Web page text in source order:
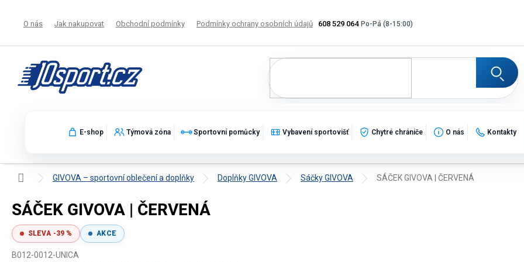
608 529 064
O nás Jak nakupovat Obchodní podmínky Podmínky ochrany osobních údajů Výměna, vrácení a reklamace zboží
E-shop Týmová zóna Sportovní pomůcky Vybavení sportovišť Chytré chrániče O nás Kontakty
Domů GIVOVA – sportovní oblečení a doplňky Doplňky GIVOVA Sáčky GIVOVA SÁČEK GIVOVA | ČERVENÁ
SÁČEK GIVOVA | ČERVENÁ
SLEVA -39 % AKCE
B012-0012-UNICA